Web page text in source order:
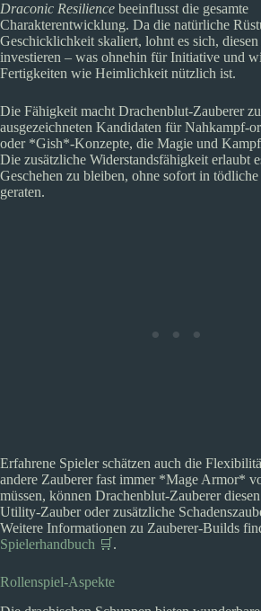
Draconic Resilience beeinflusst die gesamte
Charakterentwicklung. Da die natürliche
Geschicklichkeit skaliert, lohnt es sich,
investieren – was ohnehin für Initiative und
Fertigkeiten wie Heimlichkeit nützlich ist.
Die Fähigkeit macht Drachenblut-Zauberer zu
ausgezeichneten Kandidaten für Nahkampf-
oder *Gish*-Konzepte, die Magie und
Die zusätzliche Widerstandsfähigkeit erlaubt
Geschehen zu bleiben, ohne sofort in
geraten.
Erfahrene Spieler schätzen auch die
andere Zauberer fast immer *Mage Armor*
müssen, können Drachenblut-Zauberer
Utility-Zauber oder zusätzliche
Weitere Informationen zu Zauberer-Builds
Spielerhandbuch 🛒 .
Rollenspiel-Aspekte